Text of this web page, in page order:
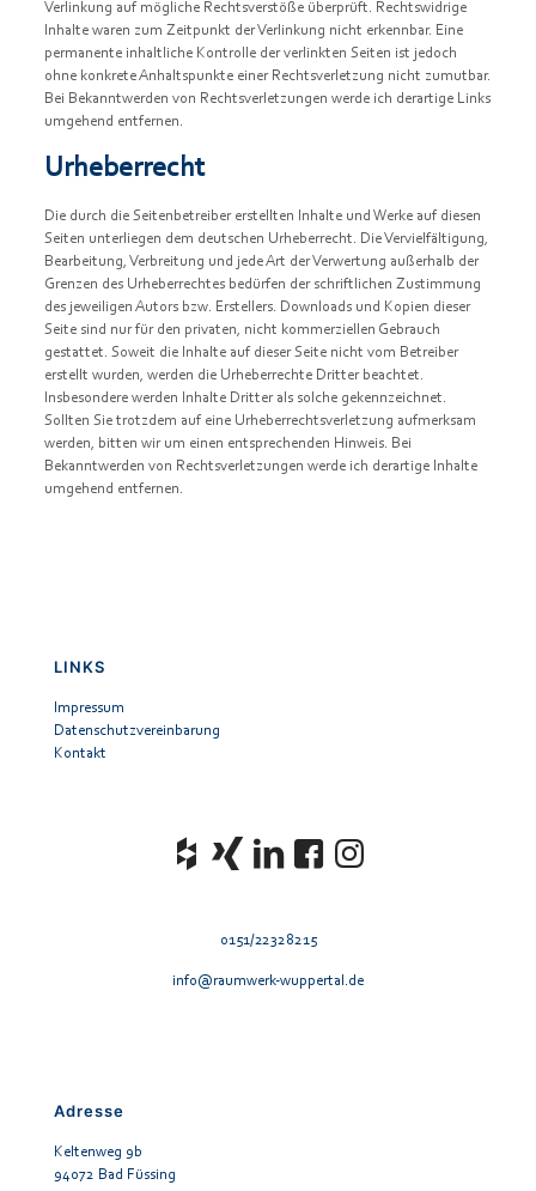
Verlinkung auf mögliche Rechtsverstöße überprüft. Rechtswidrige
Inhalte waren zum Zeitpunkt der Verlinkung nicht erkennbar. Eine
permanente inhaltliche Kontrolle der verlinkten Seiten ist jedoch
ohne konkrete Anhaltspunkte einer Rechtsverletzung nicht zumutbar.
Bei Bekanntwerden von Rechtsverletzungen werde ich derartige Links
umgehend entfernen.
Urheberrecht
Die durch die Seitenbetreiber erstellten Inhalte und Werke auf diesen
Seiten unterliegen dem deutschen Urheberrecht. Die Vervielfältigung,
Bearbeitung, Verbreitung und jede Art der Verwertung außerhalb der
Grenzen des Urheberrechtes bedürfen der schriftlichen Zustimmung
des jeweiligen Autors bzw. Erstellers. Downloads und Kopien dieser
Seite sind nur für den privaten, nicht kommerziellen Gebrauch
gestattet. Soweit die Inhalte auf dieser Seite nicht vom Betreiber
erstellt wurden, werden die Urheberrechte Dritter beachtet.
Insbesondere werden Inhalte Dritter als solche gekennzeichnet.
Sollten Sie trotzdem auf eine Urheberrechtsverletzung aufmerksam
werden, bitten wir um einen entsprechenden Hinweis. Bei
Bekanntwerden von Rechtsverletzungen werde ich derartige Inhalte
umgehend entfernen.
LINKS
Impressum
Datenschutzvereinbarung
Kontakt
0151/22328215
info@raumwerk-wuppertal.de
Adresse
Keltenweg 9b
94072 Bad Füssing